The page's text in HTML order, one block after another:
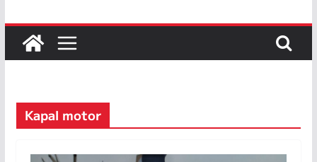
Kapal motor